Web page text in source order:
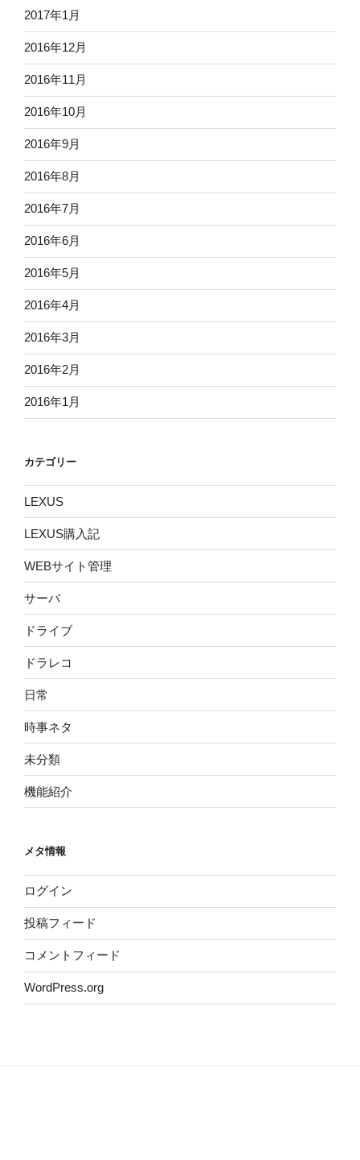
2017年1月
2016年12月
2016年11月
2016年10月
2016年9月
2016年8月
2016年7月
2016年6月
2016年5月
2016年4月
2016年3月
2016年2月
2016年1月
カテゴリー
LEXUS
LEXUS購入記
WEBサイト管理
サーバ
ドライブ
ドラレコ
日常
時事ネタ
未分類
機能紹介
メタ情報
ログイン
投稿フィード
コメントフィード
WordPress.org